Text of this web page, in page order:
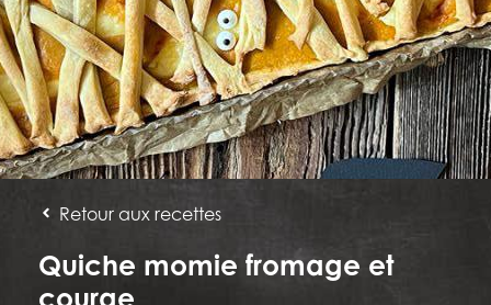
Retour aux recettes
Quiche momie fromage et
courge